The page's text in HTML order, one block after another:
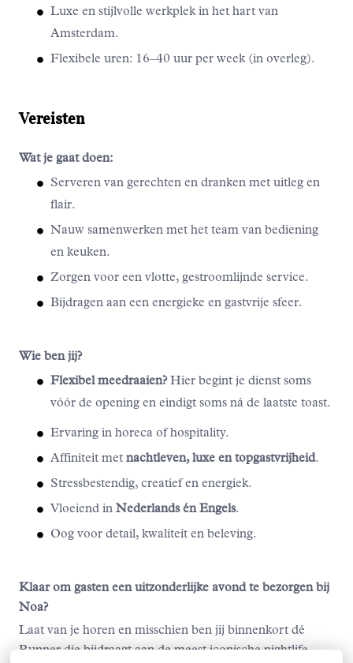
Luxe en stijlvolle werkplek in het hart van
Amsterdam.
Flexibele uren: 16–40 uur per week (in overleg).
Vereisten
Wat je gaat doen:
Serveren van gerechten en dranken met uitleg en
flair.
Nauw samenwerken met het team van bediening
en keuken.
Zorgen voor een vlotte, gestroomlijnde service.
Bijdragen aan een energieke en gastvrije sfeer.
Wie ben jij?
Flexibel meedraaien?Hier begint je dienst soms
vóór de opening en eindigt soms ná de laatste toast.
Ervaring in horeca of hospitality.
Affiniteit met nachtleven, luxe en topgastvrijheid.
Stressbestendig, creatief en energiek.
Vloeiend in Nederlands én Engels.
Oog voor detail, kwaliteit en beleving.
Klaar om gasten een uitzonderlijke avond te bezorgen bij
Noa?
Laat van je horen en misschien ben jij binnenkort dé
Runner die bijdraagt aan de meest iconische nightlife